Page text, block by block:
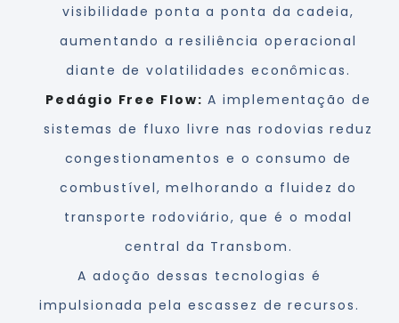
visibilidade ponta a ponta da cadeia,
aumentando a resiliência operacional
diante de volatilidades econômicas.
Pedágio Free Flow: A implementação de
sistemas de fluxo livre nas rodovias reduz
congestionamentos e o consumo de
combustível, melhorando a fluidez do
transporte rodoviário, que é o modal
central da Transbom.
A adoção dessas tecnologias é
impulsionada pela escassez de recursos.